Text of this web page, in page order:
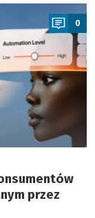
0
przez